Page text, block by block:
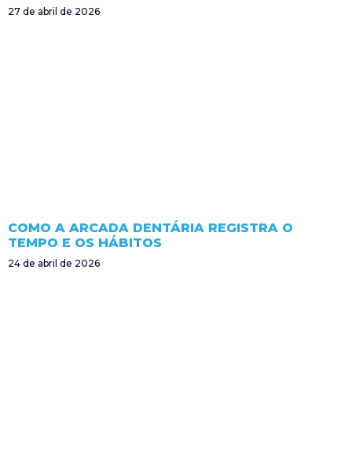
27 de abril de 2026
COMO A ARCADA DENTÁRIA REGISTRA O
TEMPO E OS HÁBITOS
24 de abril de 2026